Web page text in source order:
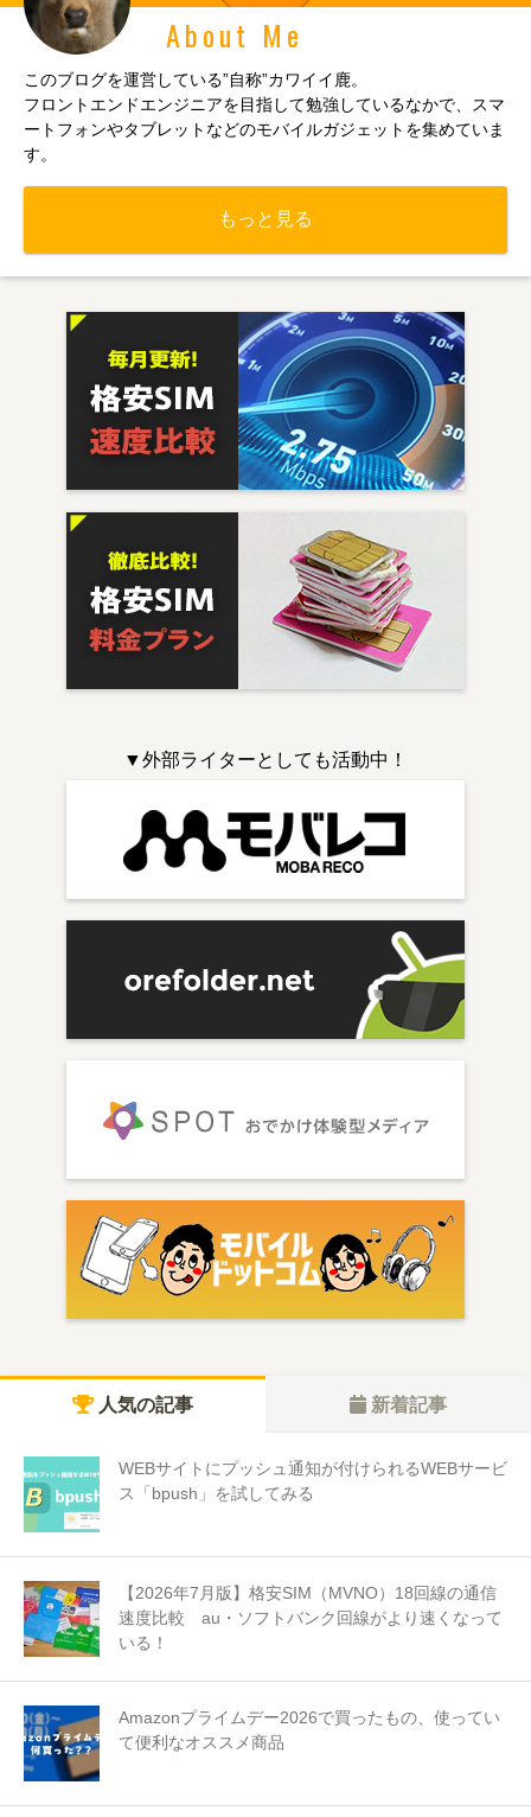
About Me
このブログを運営している”自称”カワイイ鹿。
フロントエンドエンジニアを目指して勉強しているなかで、スマ
ートフォンやタブレットなどのモバイルガジェットを集めていま
す。
もっと見る
▼外部ライターとしても活動中！
人気の記事 新着記事
WEBサイトにプッシュ通知が付けられるWEBサービ
ス「bpush」を試してみる
【2026年7月版】格安SIM（MVNO）18回線の通信
速度比較 au・ソフトバンク回線がより速くなって
いる！
Amazonプライムデー2026で買ったもの、使ってい
て便利なオススメ商品